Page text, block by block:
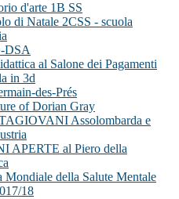
d'arte 1B SS
di Natale 2CSS - scuola
DSA
al Salone dei Pagamenti
in 3d
des-Prés
of Dorian Gray
Assolombarda e
APERTE al Piero della
Mondiale della Salute Mentale
18